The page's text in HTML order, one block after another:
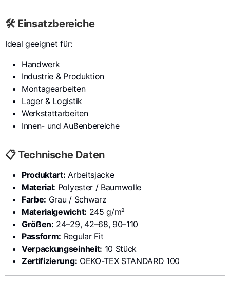
🛠️ Einsatzbereiche
Ideal geeignet für:
Handwerk
Industrie & Produktion
Montagearbeiten
Lager & Logistik
Werkstattarbeiten
Innen- und Außenbereiche
📋 Technische Daten
Produktart: Arbeitsjacke
Material: Polyester / Baumwolle
Farbe: Grau / Schwarz
Materialgewicht: 245 g/m²
Größen: 24–29, 42–68, 90–110
Passform: Regular Fit
Verpackungseinheit: 10 Stück
Zertifizierung: OEKO-TEX STANDARD 100